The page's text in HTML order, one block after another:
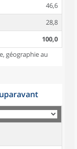
46,6
28,8
100,0
géographie au